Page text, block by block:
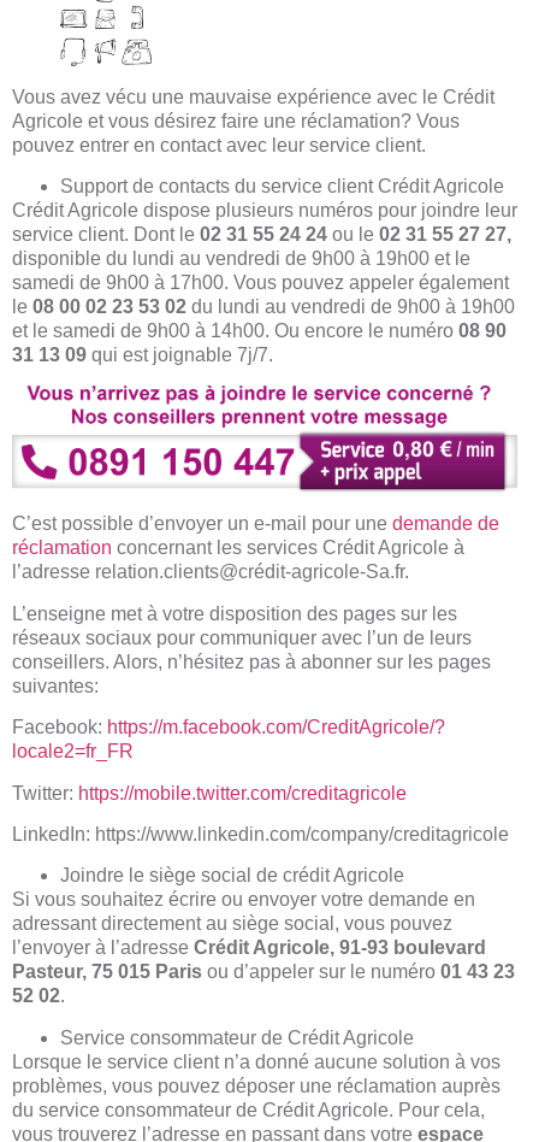
Vous avez vécu une mauvaise expérience avec le Crédit
Agricole et vous désirez faire une réclamation? Vous
pouvez entrer en contact avec leur service client.
Support de contacts du service client Crédit Agricole
Crédit Agricole dispose plusieurs numéros pour joindre leur
service client. Dont le 02 31 55 24 24 ou le 02 31 55 27 27,
disponible du lundi au vendredi de 9h00 à 19h00 et le
samedi de 9h00 à 17h00. Vous pouvez appeler également
le 08 00 02 23 53 02 du lundi au vendredi de 9h00 à 19h00
et le samedi de 9h00 à 14h00. Ou encore le numéro 08 90
31 13 09 qui est joignable 7j/7.
C’est possible d’envoyer un e-mail pour une demande de
réclamation concernant les services Crédit Agricole à
l’adresse relation.clients@crédit-agricole-Sa.fr.
L’enseigne met à votre disposition des pages sur les
réseaux sociaux pour communiquer avec l’un de leurs
conseillers. Alors, n’hésitez pas à abonner sur les pages
suivantes:
Facebook: https://m.facebook.com/CreditAgricole/?
locale2=fr_FR
Twitter: https://mobile.twitter.com/creditagricole
LinkedIn: https://www.linkedin.com/company/creditagricole
Joindre le siège social de crédit Agricole
Si vous souhaitez écrire ou envoyer votre demande en
adressant directement au siège social, vous pouvez
l’envoyer à l’adresse Crédit Agricole, 91-93 boulevard
Pasteur, 75 015 Paris ou d’appeler sur le numéro 01 43 23
52 02.
Service consommateur de Crédit Agricole
Lorsque le service client n’a donné aucune solution à vos
problèmes, vous pouvez déposer une réclamation auprès
du service consommateur de Crédit Agricole. Pour cela,
vous trouverez l’adresse en passant dans votre espace